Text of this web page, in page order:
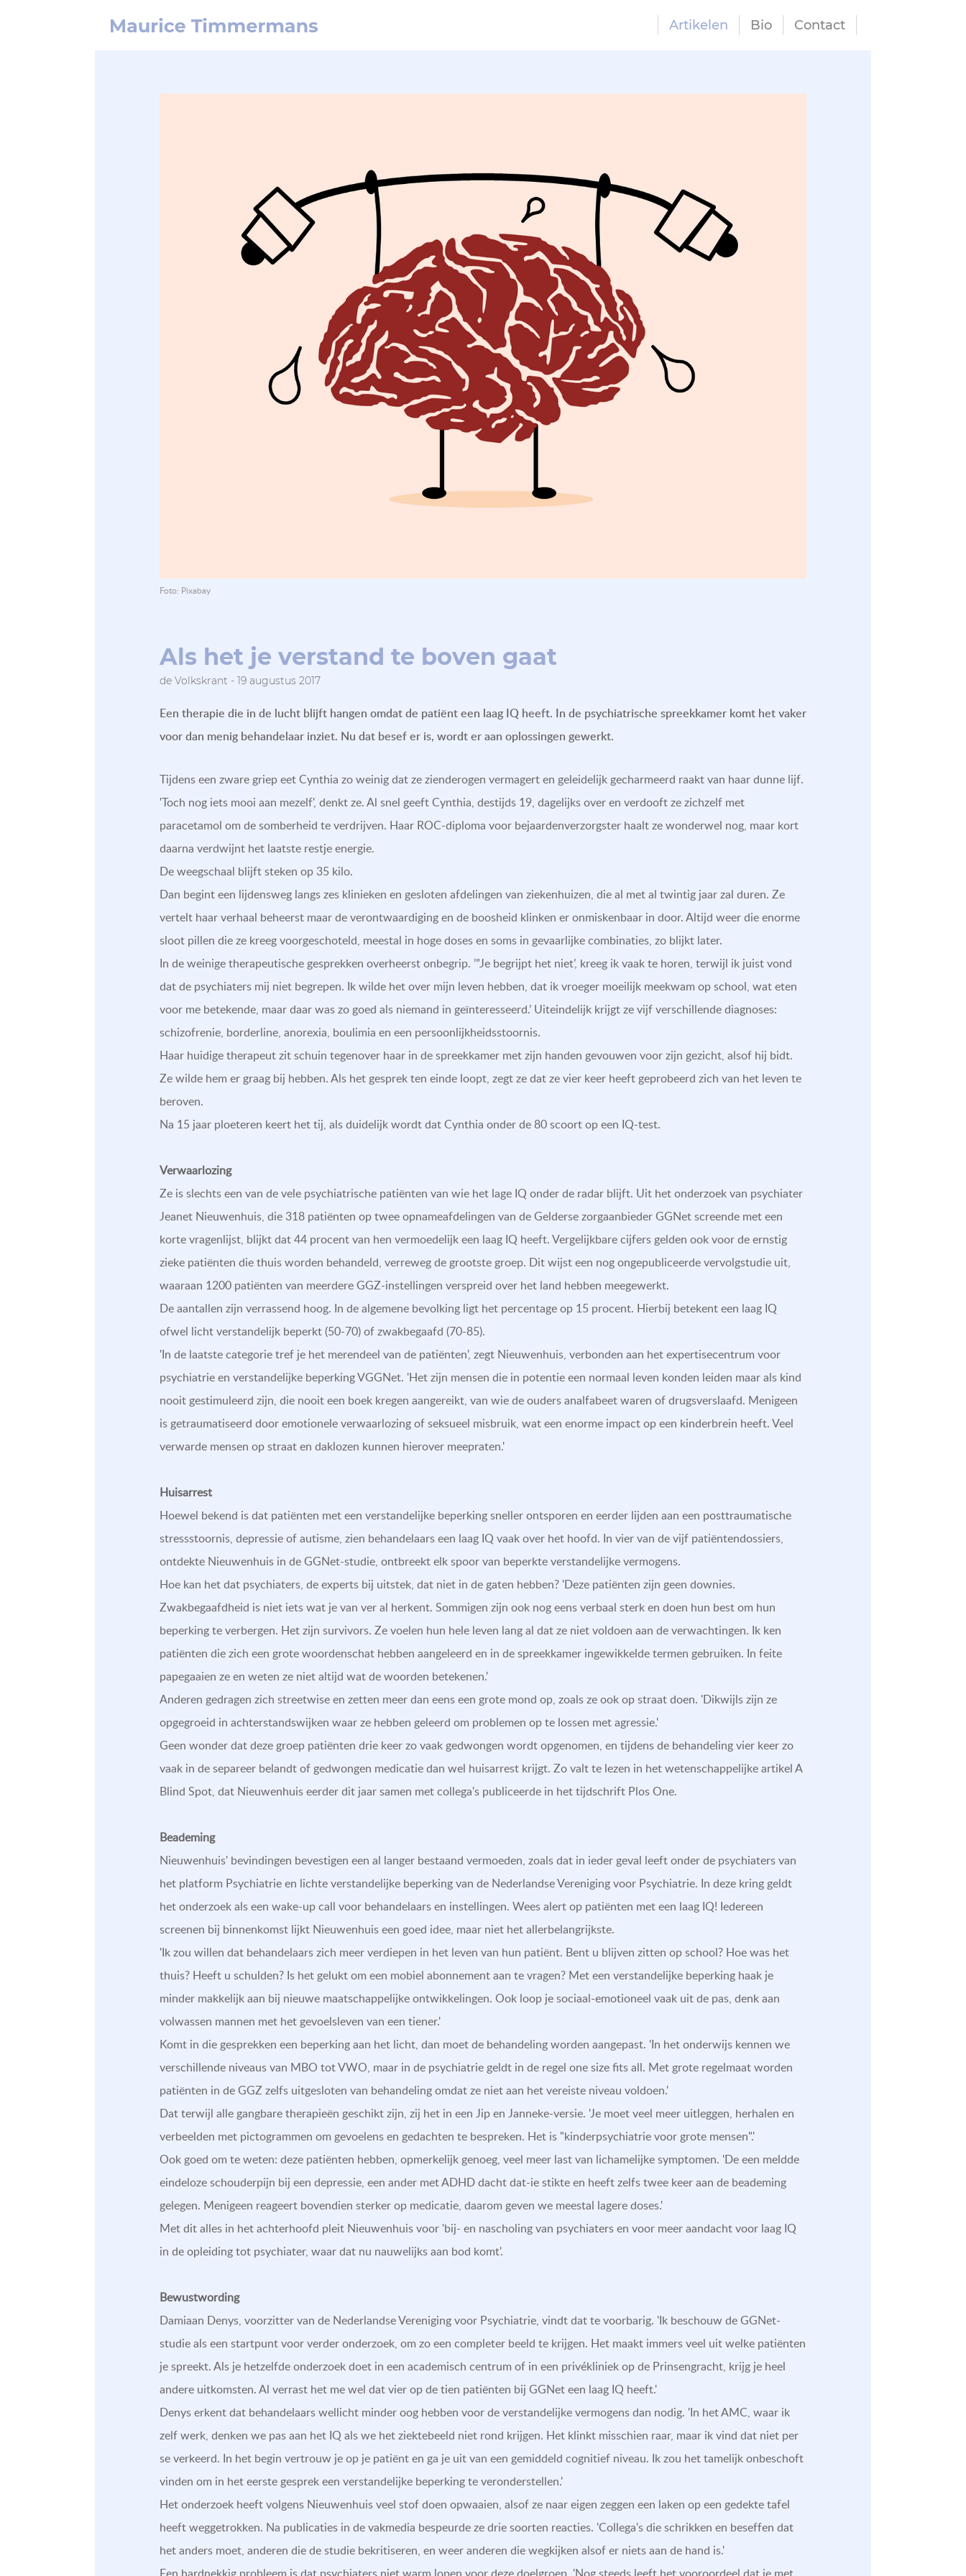
Artikelen Bio Contact
Foto: Pixabay
Als het je verstand te boven gaat
de Volkskrant - 19 augustus 2017
Een therapie die in de lucht blijft hangen omdat de patiënt een laag IQ heeft. In de psychiatrische spreekkamer komt het vaker
voor dan menig behandelaar inziet. Nu dat besef er is, wordt er aan oplossingen gewerkt.
Tijdens een zware griep eet Cynthia zo weinig dat ze zienderogen vermagert en geleidelijk gecharmeerd raakt van haar dunne lijf.
'Toch nog iets mooi aan mezelf', denkt ze. Al snel geeft Cynthia, destijds 19, dagelijks over en verdooft ze zichzelf met
paracetamol om de somberheid te verdrijven. Haar ROC-diploma voor bejaardenverzorgster haalt ze wonderwel nog, maar kort
daarna verdwijnt het laatste restje energie.
De weegschaal blijft steken op 35 kilo.
Dan begint een lijdensweg langs zes klinieken en gesloten afdelingen van ziekenhuizen, die al met al twintig jaar zal duren. Ze
vertelt haar verhaal beheerst maar de verontwaardiging en de boosheid klinken er onmiskenbaar in door. Altijd weer die enorme
sloot pillen die ze kreeg voorgeschoteld, meestal in hoge doses en soms in gevaarlijke combinaties, zo blijkt later.
In de weinige therapeutische gesprekken overheerst onbegrip. ’”Je begrijpt het niet’, kreeg ik vaak te horen, terwijl ik juist vond
dat de psychiaters mij niet begrepen. Ik wilde het over mijn leven hebben, dat ik vroeger moeilijk meekwam op school, wat eten
voor me betekende, maar daar was zo goed als niemand in geïnteresseerd.’ Uiteindelijk krijgt ze vijf verschillende diagnoses:
schizofrenie, borderline, anorexia, boulimia en een persoonlijkheidsstoornis.
Haar huidige therapeut zit schuin tegenover haar in de spreekkamer met zijn handen gevouwen voor zijn gezicht, alsof hij bidt.
Ze wilde hem er graag bij hebben. Als het gesprek ten einde loopt, zegt ze dat ze vier keer heeft geprobeerd zich van het leven te
beroven.
Na 15 jaar ploeteren keert het tij, als duidelijk wordt dat Cynthia onder de 80 scoort op een IQ-test.
Verwaarlozing
Ze is slechts een van de vele psychiatrische patiënten van wie het lage IQ onder de radar blijft. Uit het onderzoek van psychiater
Jeanet Nieuwenhuis, die 318 patiënten op twee opnameafdelingen van de Gelderse zorgaanbieder GGNet screende met een
korte vragenlijst, blijkt dat 44 procent van hen vermoedelijk een laag IQ heeft. Vergelijkbare cijfers gelden ook voor de ernstig
zieke patiënten die thuis worden behandeld, verreweg de grootste groep. Dit wijst een nog ongepubliceerde vervolgstudie uit,
waaraan 1200 patiënten van meerdere GGZ-instellingen verspreid over het land hebben meegewerkt.
De aantallen zijn verrassend hoog. In de algemene bevolking ligt het percentage op 15 procent. Hierbij betekent een laag IQ
ofwel licht verstandelijk beperkt (50-70) of zwakbegaafd (70-85).
'In de laatste categorie tref je het merendeel van de patiënten', zegt Nieuwenhuis, verbonden aan het expertisecentrum voor
psychiatrie en verstandelijke beperking VGGNet. 'Het zijn mensen die in potentie een normaal leven konden leiden maar als kind
nooit gestimuleerd zijn, die nooit een boek kregen aangereikt, van wie de ouders analfabeet waren of drugsverslaafd. Menigeen
is getraumatiseerd door emotionele verwaarlozing of seksueel misbruik, wat een enorme impact op een kinderbrein heeft. Veel
verwarde mensen op straat en daklozen kunnen hierover meepraten.'
Huisarrest
Hoewel bekend is dat patiënten met een verstandelijke beperking sneller ontsporen en eerder lijden aan een posttraumatische
stressstoornis, depressie of autisme, zien behandelaars een laag IQ vaak over het hoofd. In vier van de vijf patiëntendossiers,
ontdekte Nieuwenhuis in de GGNet-studie, ontbreekt elk spoor van beperkte verstandelijke vermogens.
Hoe kan het dat psychiaters, de experts bij uitstek, dat niet in de gaten hebben? 'Deze patiënten zijn geen downies.
Zwakbegaafdheid is niet iets wat je van ver al herkent. Sommigen zijn ook nog eens verbaal sterk en doen hun best om hun
beperking te verbergen. Het zijn survivors. Ze voelen hun hele leven lang al dat ze niet voldoen aan de verwachtingen. Ik ken
patiënten die zich een grote woordenschat hebben aangeleerd en in de spreekkamer ingewikkelde termen gebruiken. In feite
papegaaien ze en weten ze niet altijd wat de woorden betekenen.'
Anderen gedragen zich streetwise en zetten meer dan eens een grote mond op, zoals ze ook op straat doen. 'Dikwijls zijn ze
opgegroeid in achterstandswijken waar ze hebben geleerd om problemen op te lossen met agressie.'
Geen wonder dat deze groep patiënten drie keer zo vaak gedwongen wordt opgenomen, en tijdens de behandeling vier keer zo
vaak in de separeer belandt of gedwongen medicatie dan wel huisarrest krijgt. Zo valt te lezen in het wetenschappelijke artikel A
Blind Spot, dat Nieuwenhuis eerder dit jaar samen met collega's publiceerde in het tijdschrift Plos One.
Beademing
Nieuwenhuis' bevindingen bevestigen een al langer bestaand vermoeden, zoals dat in ieder geval leeft onder de psychiaters van
het platform Psychiatrie en lichte verstandelijke beperking van de Nederlandse Vereniging voor Psychiatrie. In deze kring geldt
het onderzoek als een wake-up call voor behandelaars en instellingen. Wees alert op patiënten met een laag IQ! Iedereen
screenen bij binnenkomst lijkt Nieuwenhuis een goed idee, maar niet het allerbelangrijkste.
'Ik zou willen dat behandelaars zich meer verdiepen in het leven van hun patiënt. Bent u blijven zitten op school? Hoe was het
thuis? Heeft u schulden? Is het gelukt om een mobiel abonnement aan te vragen? Met een verstandelijke beperking haak je
minder makkelijk aan bij nieuwe maatschappelijke ontwikkelingen. Ook loop je sociaal-emotioneel vaak uit de pas, denk aan
volwassen mannen met het gevoelsleven van een tiener.'
Komt in die gesprekken een beperking aan het licht, dan moet de behandeling worden aangepast. 'In het onderwijs kennen we
verschillende niveaus van MBO tot VWO, maar in de psychiatrie geldt in de regel one size fits all. Met grote regelmaat worden
patiënten in de GGZ zelfs uitgesloten van behandeling omdat ze niet aan het vereiste niveau voldoen.'
Dat terwijl alle gangbare therapieën geschikt zijn, zij het in een Jip en Janneke-versie. 'Je moet veel meer uitleggen, herhalen en
verbeelden met pictogrammen om gevoelens en gedachten te bespreken. Het is "kinderpsychiatrie voor grote mensen".'
Ook goed om te weten: deze patiënten hebben, opmerkelijk genoeg, veel meer last van lichamelijke symptomen. 'De een meldde
eindeloze schouderpijn bij een depressie, een ander met ADHD dacht dat-ie stikte en heeft zelfs twee keer aan de beademing
gelegen. Menigeen reageert bovendien sterker op medicatie, daarom geven we meestal lagere doses.'
Met dit alles in het achterhoofd pleit Nieuwenhuis voor 'bij- en nascholing van psychiaters en voor meer aandacht voor laag IQ
in de opleiding tot psychiater, waar dat nu nauwelijks aan bod komt'.
Bewustwording
Damiaan Denys, voorzitter van de Nederlandse Vereniging voor Psychiatrie, vindt dat te voorbarig. 'Ik beschouw de GGNet-
studie als een startpunt voor verder onderzoek, om zo een completer beeld te krijgen. Het maakt immers veel uit welke patiënten
je spreekt. Als je hetzelfde onderzoek doet in een academisch centrum of in een privékliniek op de Prinsengracht, krijg je heel
andere uitkomsten. Al verrast het me wel dat vier op de tien patiënten bij GGNet een laag IQ heeft.'
Denys erkent dat behandelaars wellicht minder oog hebben voor de verstandelijke vermogens dan nodig. 'In het AMC, waar ik
zelf werk, denken we pas aan het IQ als we het ziektebeeld niet rond krijgen. Het klinkt misschien raar, maar ik vind dat niet per
se verkeerd. In het begin vertrouw je op je patiënt en ga je uit van een gemiddeld cognitief niveau. Ik zou het tamelijk onbeschoft
vinden om in het eerste gesprek een verstandelijke beperking te veronderstellen.'
Het onderzoek heeft volgens Nieuwenhuis veel stof doen opwaaien, alsof ze naar eigen zeggen een laken op een gedekte tafel
heeft weggetrokken. Na publicaties in de vakmedia bespeurde ze drie soorten reacties. 'Collega's die schrikken en beseffen dat
het anders moet, anderen die de studie bekritiseren, en weer anderen die wegkijken alsof er niets aan de hand is.'